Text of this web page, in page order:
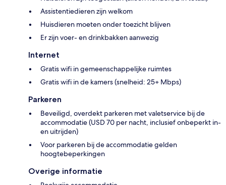
Assistentiedieren zijn welkom
Huisdieren moeten onder toezicht blijven
Er zijn voer- en drinkbakken aanwezig
Internet
Gratis wifi in gemeenschappelijke ruimtes
Gratis wifi in de kamers (snelheid: 25+ Mbps)
Parkeren
Beveiligd, overdekt parkeren met valetservice bij de
accommodatie (USD 70 per nacht, inclusief onbeperkt in-
en uitrijden)
Voor parkeren bij de accommodatie gelden
hoogtebeperkingen
Overige informatie